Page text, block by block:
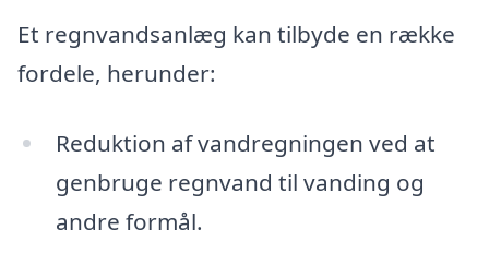
Et regnvandsanlæg kan tilbyde en række
fordele, herunder:
Reduktion af vandregningen ved at
genbruge regnvand til vanding og
andre formål.